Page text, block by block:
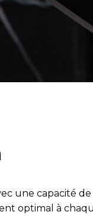
une capacité
optimal à